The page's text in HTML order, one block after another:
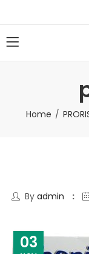
Home
By admin
03